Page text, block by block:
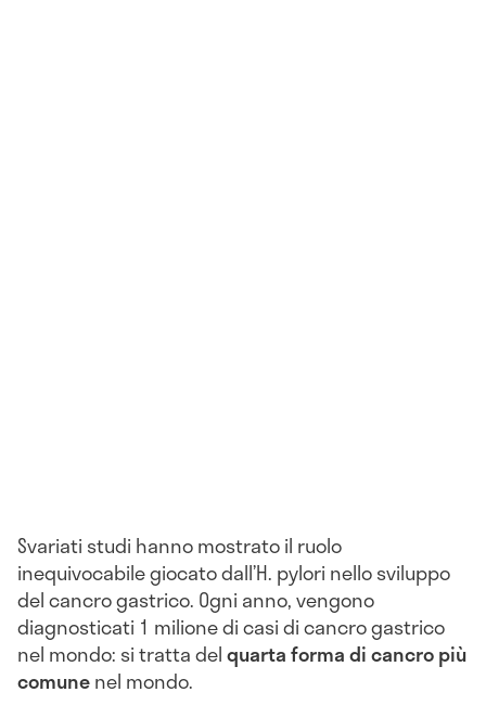
Svariati studi hanno mostrato il ruolo
inequivocabile giocato dall’H. pylori nello sviluppo
del cancro gastrico. Ogni anno, vengono
diagnosticati 1 milione di casi di cancro gastrico
nel mondo: si tratta delquarta forma di cancro più
comunenel mondo.